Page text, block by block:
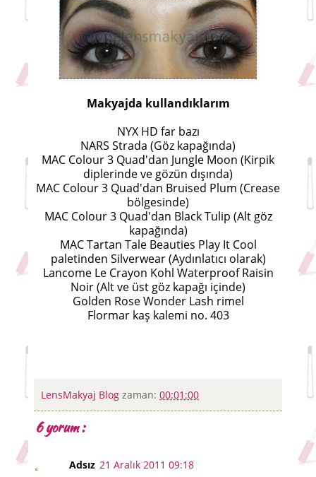
Makyajda kullandıklarım
NYX HD far bazı
NARS Strada (Göz kapağında)
MAC Colour 3 Quad'dan Jungle Moon (Kirpik
diplerinde ve gözün dışında)
MAC Colour 3 Quad'dan Bruised Plum (Crease
bölgesinde)
MAC Colour 3 Quad'dan Black Tulip (Alt göz
kapağında)
MAC Tartan Tale Beauties Play It Cool
paletinden Silverwear (Aydınlatıcı olarak)
Lancome Le Crayon Kohl Waterproof Raisin
Noir (Alt ve üst göz kapağı içinde)
Golden Rose Wonder Lash rimel
Flormar kaş kalemi no. 403
LensMakyaj Blog zaman: 00:01:00
6 yorum :
Adsız 21 Aralık 2011 09:18